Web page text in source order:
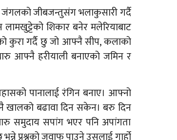
जंगलको जीबजन्तुसंग भलाकुसारी गर्दै
लामखुट्टेको शिकार बनेर मलेरियाबाट
कुरा गर्दै छु जो आफ्नै सीप, कलाको
आफ्नै हरीयाली बनाएको जमिन र
पानालाई रंगिन बनाए। आफ्नो
खालको बढावा दिन सकेन। बरु दिन
समुदाय सपांग भएर पनि अपांगता